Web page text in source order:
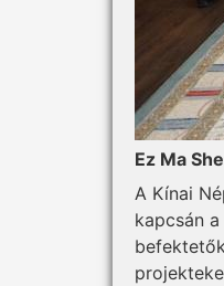
Ez Ma
A Kínai
kapcsán